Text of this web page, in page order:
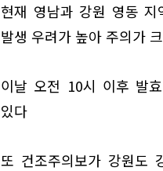
현재 영남과 강원 영동
발생 우려가 높아 주의가
이날 오전 10시 이후 발
있다
또 건조주의보가 강원도